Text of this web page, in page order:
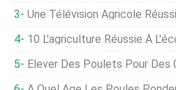
Une Télévision Agricole Réussie
10 L'agriculture Réussie À L'écoute Des
Élever Des Poulets Pour